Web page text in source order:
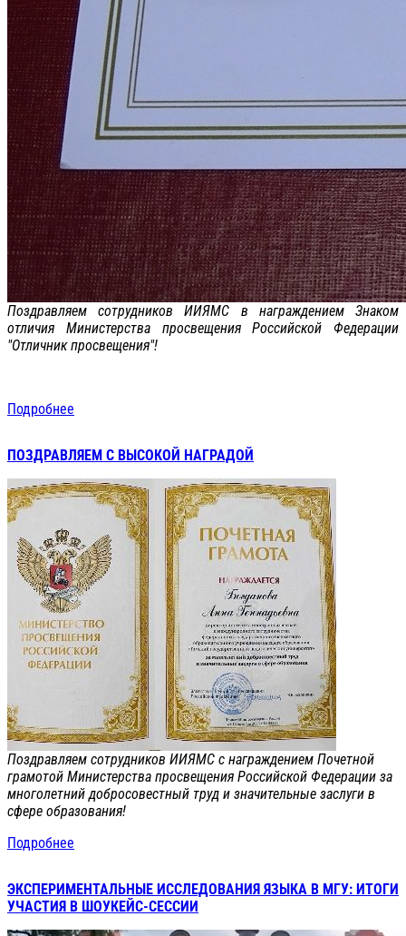
Поздравляем сотрудников ИИЯМС в награждением Знаком
отличия Министерства просвещения Российской Федерации
"Отличник просвещения"!
Подробнее
ПОЗДРАВЛЯЕМ С ВЫСОКОЙ НАГРАДОЙ
Поздравляем сотрудников ИИЯМС с награждением Почетной
грамотой Министерства просвещения Российской Федерации за
многолетний добросовестный труд и значительные заслуги в
сфере образования!
Подробнее
ЭКСПЕРИМЕНТАЛЬНЫЕ ИССЛЕДОВАНИЯ ЯЗЫКА В МГУ: ИТОГИ
УЧАСТИЯ В ШОУКЕЙС-СЕССИИ